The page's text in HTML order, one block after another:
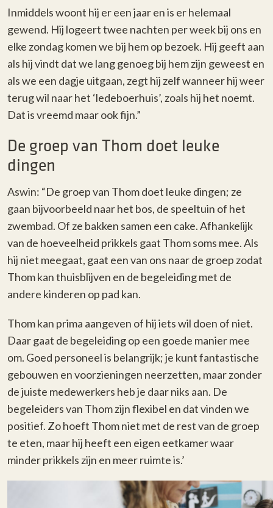
Inmiddels woont hij er een jaar en is er helemaal
gewend. Hij logeert twee nachten per week bij ons en
elke zondag komen we bij hem op bezoek. Hij geeft aan
als hij vindt dat we lang genoeg bij hem zijn geweest en
als we een dagje uitgaan, zegt hij zelf wanneer hij weer
terug wil naar het ‘ledeboerhuis’, zoals hij het noemt.
Dat is vreemd maar ook fijn.”
De groep van Thom doet leuke
dingen
Aswin: “De groep van Thom doet leuke dingen; ze
gaan bijvoorbeeld naar het bos, de speeltuin of het
zwembad. Of ze bakken samen een cake. Afhankelijk
van de hoeveelheid prikkels gaat Thom soms mee. Als
hij niet meegaat, gaat een van ons naar de groep zodat
Thom kan thuisblijven en de begeleiding met de
andere kinderen op pad kan.
Thom kan prima aangeven of hij iets wil doen of niet.
Daar gaat de begeleiding op een goede manier mee
om. Goed personeel is belangrijk; je kunt fantastische
gebouwen en voorzieningen neerzetten, maar zonder
de juiste medewerkers heb je daar niks aan. De
begeleiders van Thom zijn flexibel en dat vinden we
positief. Zo hoeft Thom niet met de rest van de groep
te eten, maar hij heeft een eigen eetkamer waar
minder prikkels zijn en meer ruimte is.’